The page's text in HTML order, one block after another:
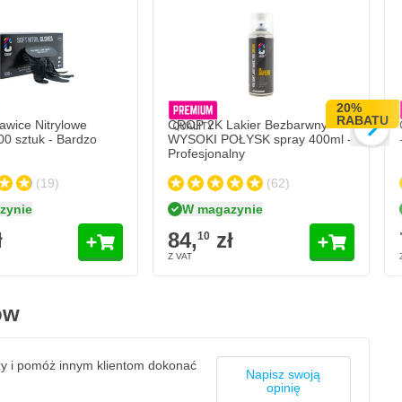
Dodaj do koszyka
Nitrylowe
sztuk - Bardzo
(19)
CROP 2K Lakier Bezbarwny
WYSOKI POŁYSK spray 400ml -
Profesjonalny
(62)
W magazynie
84,10 zł
20%
RABATU
i pomóż innym klientom dokonać
Napisz swoją
opinię